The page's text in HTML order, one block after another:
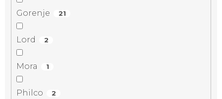
Gorenje 21
Lord 2
Mora 1
Philco 2